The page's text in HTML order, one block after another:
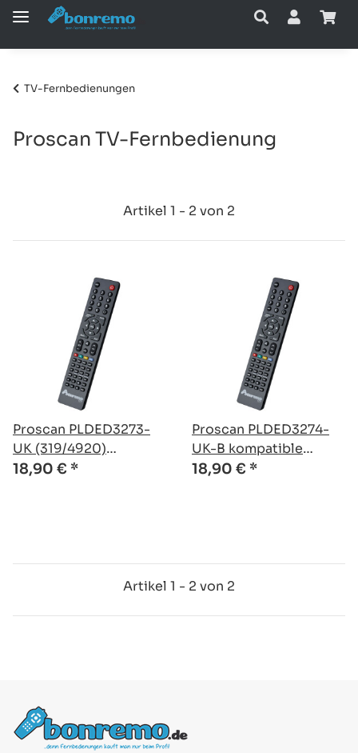
TV-Fernbedienungen
Proscan TV-Fernbedienung
Artikel 1 - 2 von 2
Proscan PLDED3273-
UK (319/4920)
kompatible Ersatz
18,90 € *
Proscan PLDED3274-
UK-B kompatible
Ersatz Fernbedienung
18,90 € *
Artikel 1 - 2 von 2